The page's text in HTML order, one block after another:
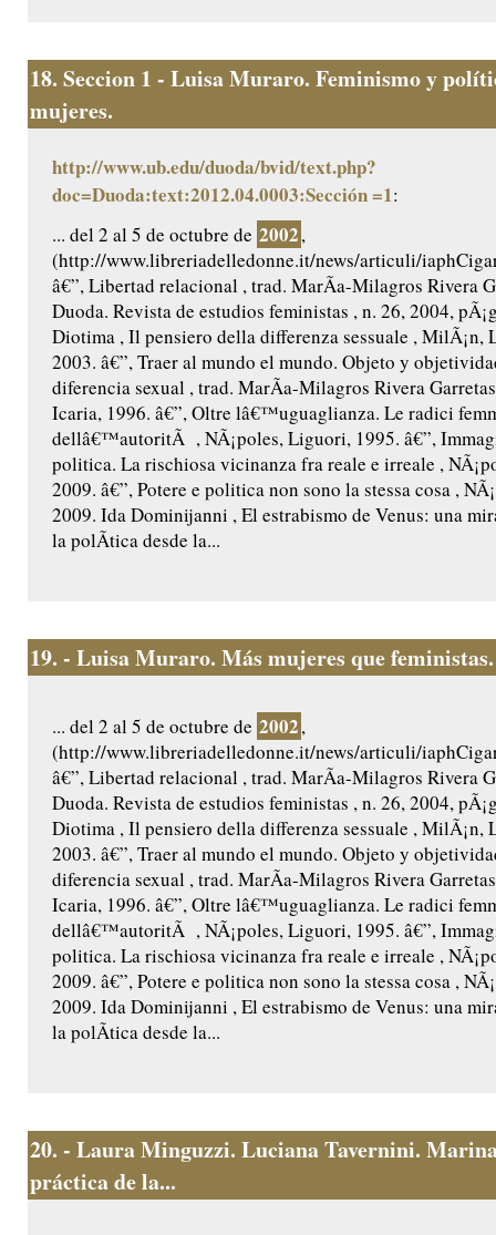
18. Seccion 1 - Luisa Muraro. Feminismo y
mujeres.
http://www.ub.edu/duoda/bvid/text.php?
doc=Duoda:text:2012.04.0003:Sección =1:
... del 2 al 5 de octubre de 2002,
(http://www.libreriadelledonne.it/news/articuli/
â€”, Libertad relacional , trad. MarÃ­a-Milagros Rivera
Duoda. Revista de estudios feministas , n. 26, 2004,
Diotima , Il pensiero della differenza sessuale , MilÃ¡n,
2003. â€”, Traer al mundo el mundo. Objeto y
diferencia sexual , trad. MarÃ­a-Milagros Rivera
Icaria, 1996. â€”, Oltre lâ€™uguaglianza. Le radici
dellâ€™autoritÃ , NÃ¡poles, Liguori, 1995. â€”,
politica. La rischiosa vicinanza fra reale e irreale ,
2009. â€”, Potere e politica non sono la stessa cosa ,
2009. Ida Dominijanni , El estrabismo de Venus: una
la polÃ­tica desde la...
19. - Luisa Muraro. Más mujeres que feministas.
... del 2 al 5 de octubre de 2002,
(http://www.libreriadelledonne.it/news/articuli/
â€”, Libertad relacional , trad. MarÃ­a-Milagros Rivera
Duoda. Revista de estudios feministas , n. 26, 2004,
Diotima , Il pensiero della differenza sessuale , MilÃ¡n,
2003. â€”, Traer al mundo el mundo. Objeto y
diferencia sexual , trad. MarÃ­a-Milagros Rivera
Icaria, 1996. â€”, Oltre lâ€™uguaglianza. Le radici
dellâ€™autoritÃ , NÃ¡poles, Liguori, 1995. â€”,
politica. La rischiosa vicinanza fra reale e irreale ,
2009. â€”, Potere e politica non sono la stessa cosa ,
2009. Ida Dominijanni , El estrabismo de Venus: una
la polÃ­tica desde la...
20. - Laura Minguzzi. Luciana Tavernini.
práctica de la...